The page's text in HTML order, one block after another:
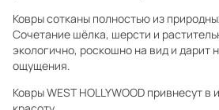
Ковры сотканы полностью из
Сочетание шёлка, шерсти и
экологично, роскошно на вид и дарит
ощущения.
Ковры WEST HOLLYWOOD привнесут